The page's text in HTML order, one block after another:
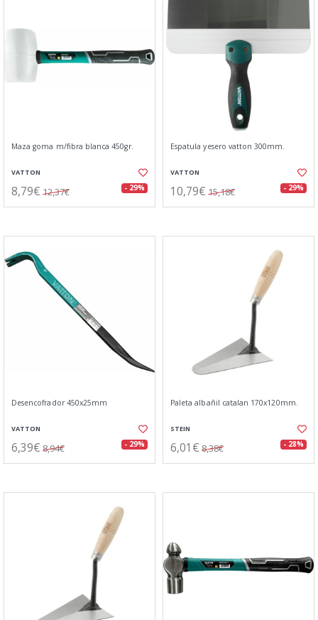
Maza goma m/fibra blanca 450gr.
VATTON
8,79€ 12,37€ - 29%
Espatula yesero vatton 300mm.
VATTON
10,79€ 15,18€ - 29%
Desencofrador 450x25mm
VATTON
6,39€ 8,94€ - 29%
Paleta albañil catalan 170x120mm.
STEIN
6,01€ 8,38€ - 28%